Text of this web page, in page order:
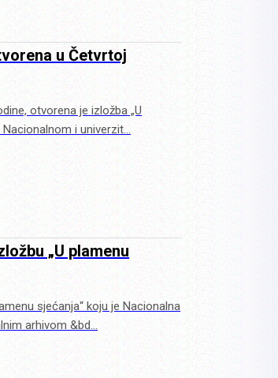
u Četvrtoj
otvorena je izložba „U
i univerzit…
„U plamenu
sjećanja“ koju je Nacionalna
arhivom &bd…